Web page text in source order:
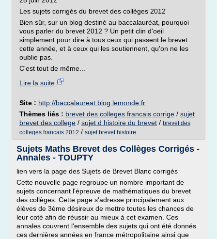
Les sujets corrigés du brevet des collèges 2012
Bien sûr, sur un blog destiné au baccalauréat, pourquoi
vous parler du brevet 2012 ? Un petit clin d'oeil
simplement pour dire à tous ceux qui passent le brevet
cette année, et à ceux qui les soutiennent, qu'on ne les
oublie pas.
C'est tout de même...
Lire la suite
Site : http://baccalaureat.blog.lemonde.fr
Thèmes liés : brevet des colleges francais corrige / sujet
brevet des college / sujet d histoire du brevet / brevet des
colleges francais 2012 / sujet brevet histoire
Sujets Maths Brevet des Collèges Corrigés -
Annales - TOUPTY
lien vers la page des Sujets de Brevet Blanc corrigés
Cette nouvelle page regroupe un nombre important de
sujets concernant l'épreuve de mathématiques du brevet
des collèges. Cette page s'adresse principalement aux
élèves de 3ème désireux de mettre toutes les chances de
leur coté afin de réussir au mieux à cet examen. Ces
annales couvrent l'ensemble des sujets qui ont été donnés
ces dernières années en france métropolitaine ainsi que